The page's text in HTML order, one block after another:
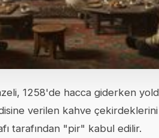
1258'de hacca giderken
verilen kahve
tarafından "pir" kabul edilir.